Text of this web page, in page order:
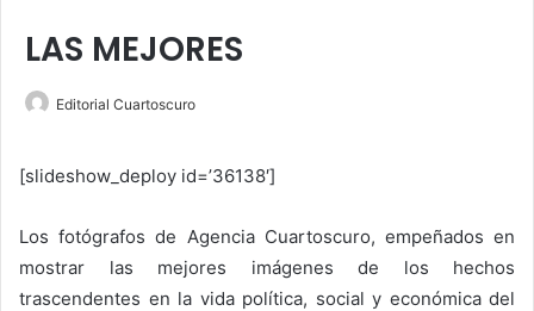
LAS MEJORES
Editorial Cuartoscuro
[slideshow_deploy id=’36138′]
Los fotógrafos de Agencia Cuartoscuro, empeñados en
mostrar las mejores imágenes de los hechos
trascendentes en la vida política, social y económica del